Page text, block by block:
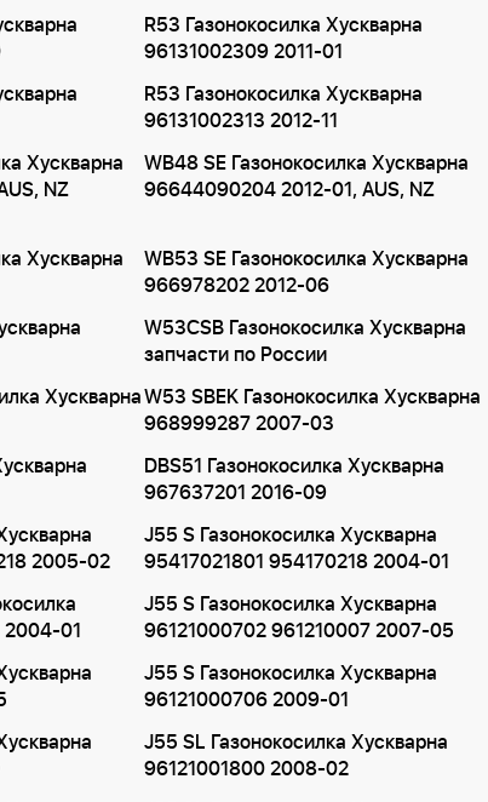
R53 Газонокосилка Хускварна
96131002309 2011-01
R53 Газонокосилка Хускварна
96131002313 2012-11
Хускварна
NZ
WB48 SE Газонокосилка Хускварна
96644090204 2012-01, AUS, NZ
Хускварна
WB53 SE Газонокосилка Хускварна
966978202 2012-06
W53CSB Газонокосилка Хускварна
запчасти по России
ХускварнаW53 SBEK Газонокосилка Хускварна
968999287 2007-03
DBS51 Газонокосилка Хускварна
967637201 2016-09
2005-02
J55 S Газонокосилка Хускварна
95417021801 954170218 2004-01
2004-01
J55 S Газонокосилка Хускварна
96121000702 961210007 2007-05
J55 S Газонокосилка Хускварна
96121000706 2009-01
J55 SL Газонокосилка Хускварна
96121001800 2008-02